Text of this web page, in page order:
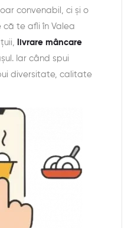
convenabil, ci și o
te afli în Valea
livrare mâncare
Iar când spui
diversitate, calitate